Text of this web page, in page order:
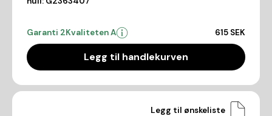
Garanti 2Kvaliteten A 615 SEK
Legg til handlekurven
Legg til ønskeliste